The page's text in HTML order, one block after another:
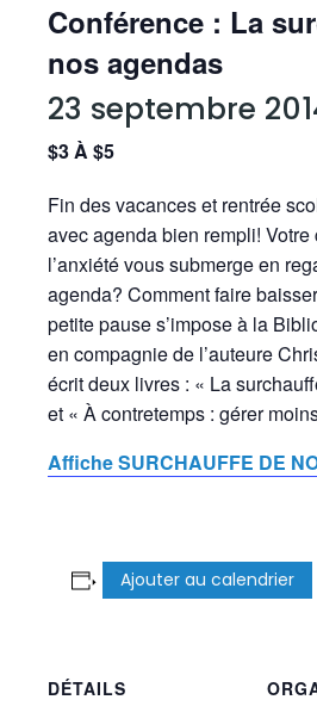
Conférence : La
nos agendas
23 septembre
$3 À $5
Fin des vacances et rentrée
avec agenda bien rempli!
l’anxiété vous submerge en
agenda? Comment faire
petite pause s’impose à la
en compagnie de l’auteure
écrit deux livres : « La
et « À contretemps : gérer
Affiche SURCHAUFFE DE
Ajouter au calendrier
DÉTAILS